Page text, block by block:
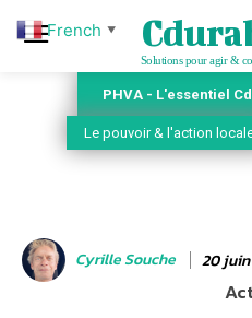
Solutions pour agir &
PHVA - L'essentiel
Le pouvoir & l'action
Cyrille Souche 20 juin
French ▼